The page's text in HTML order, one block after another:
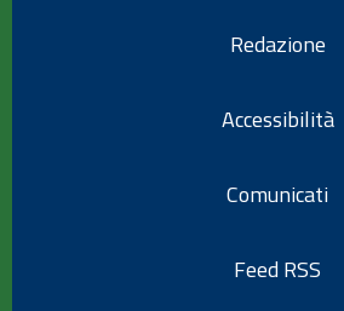
Redazione
Accessibilità
Comunicati
Feed RSS